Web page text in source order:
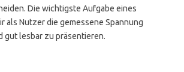
Die wichtigste Aufgabe eines
als Nutzer die gemessene Spannung
gut lesbar zu präsentieren.